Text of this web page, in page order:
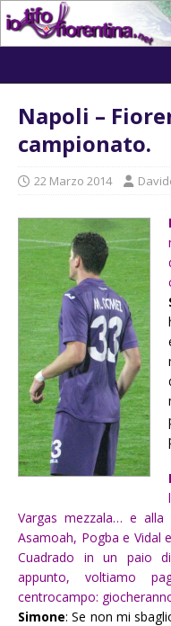
Napoli –
campionato.
22 Marzo 2014
Vargas mezzala… e
Asamoah, Pogba e Vidal
Cuadrado in un paio
appunto, voltiamo
centrocampo:
Simone: Se non mi